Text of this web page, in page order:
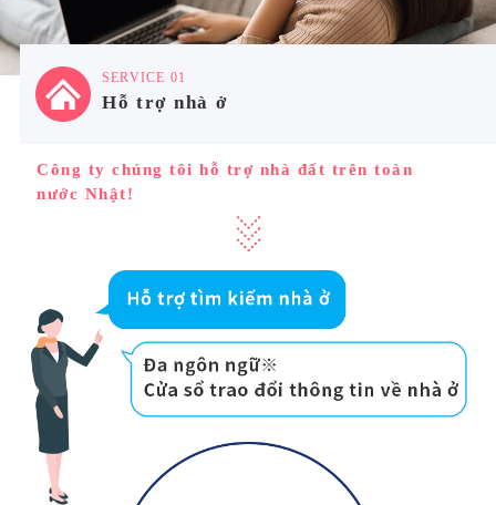
SERVICE 01
Hỗ trợ nhà ở
Công ty chúng tôi hỗ trợ nhà đất trên toàn
nước Nhật!